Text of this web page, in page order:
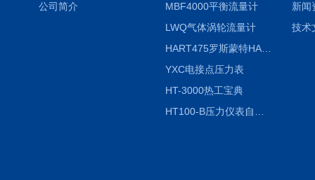
公司简介
MBF4000平衡流量计
LWQ气体涡轮流量计
HART475罗斯蒙特HART475手操器
YXC电接点压力表
HT-3000热工宝典
新闻
技术